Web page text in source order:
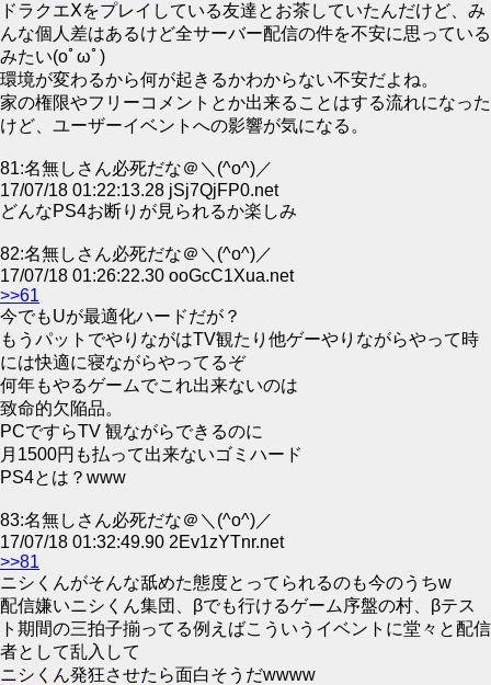
ドラクエⅩをプレイしている友達とお茶していたんだけど、み
んな個人差はあるけど全サーバー配信の件を不安に思っている
みたい(oﾟωﾟ)
環境が変わるから何が起きるかわからない不安だよね。
家の権限やフリーコメントとか出来ることはする流れになった
けど、ユーザーイベントへの影響が気になる。
81:名無しさん必死だな＠＼(^o^)／
17/07/18 01:22:13.28 jSj7QjFP0.net
どんなPS4お断りが見られるか楽しみ
82:名無しさん必死だな＠＼(^o^)／
17/07/18 01:26:22.30 ooGcC1Xua.net
>>61
今でもUが最適化ハードだが？
もうパットでやりながはTV観たり他ゲーやりながらやって時
には快適に寝ながらやってるぞ
何年もやるゲームでこれ出来ないのは
致命的欠陥品。
PCですらTV 観ながらできるのに
月1500円も払って出来ないゴミハード
PS4とは？www
83:名無しさん必死だな＠＼(^o^)／
17/07/18 01:32:49.90 2Ev1zYTnr.net
>>81
ニシくんがそんな舐めた態度とってられるのも今のうちw
配信嫌いニシくん集団、βでも行けるゲーム序盤の村、βテス
ト期間の三拍子揃ってる例えばこういうイベントに堂々と配信
者として乱入して
ニシくん発狂させたら面白そうだwwww